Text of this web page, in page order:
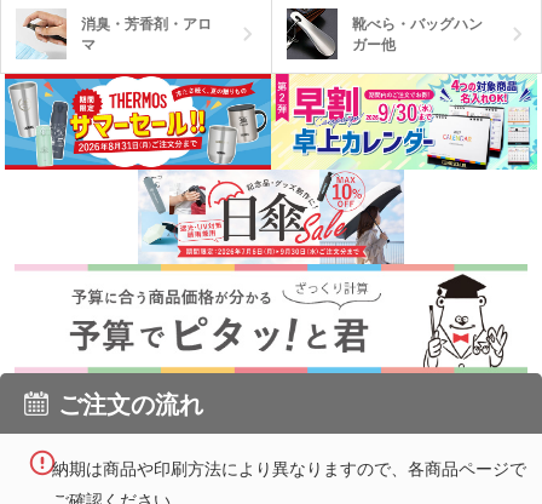
消臭・芳香剤・アロ
マ
靴べら・バッグハン
ガー他
ご注文の流れ
納期は商品や印刷方法により異なりますので、各商品ページで
ご確認ください